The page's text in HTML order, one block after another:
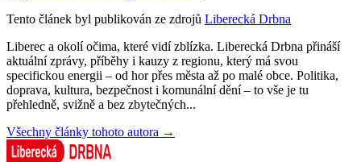
Tento článek byl publikován ze zdrojů Liberecká Drbna
Liberec a okolí očima, které vidí zblízka. Liberecká Drbna přináší
aktuální zprávy, příběhy i kauzy z regionu, který má svou
specifickou energii – od hor přes města až po malé obce. Politika,
doprava, kultura, bezpečnost i komunální dění – to vše je tu
přehledně, svižně a bez zbytečných...
Všechny články tohoto autora →